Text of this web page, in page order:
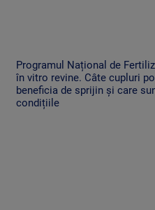
Programul Național de
în vitro revine. Câte cupluri
beneficia de sprijin și care
condițiile